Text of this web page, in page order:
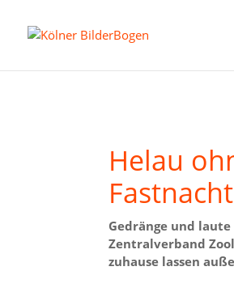
Helau
Gedränge und laute
Zentralverband
zuhause lassen